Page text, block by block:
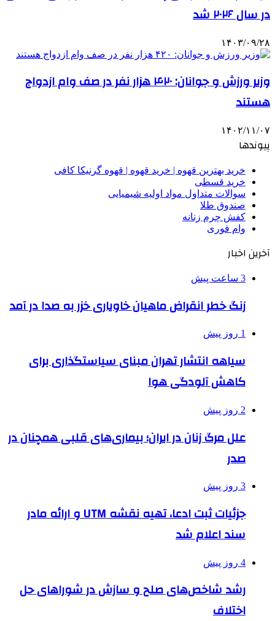
در سال ۲۰۲۶ شد
۱۴۰۳/۰۹/۲۸
وزیر ورزش و جوانان: ۴۲۰ هزار نفر در صف وام ازدواج
هستند
۱۴۰۲/۱۱/۰۷
پیوندها
خرید بهترین قهوه | خرید قهوه | قهوه گرنیکا کافی
خرید قسطی
سوالات متداول مواد اولیه شیمیایی
صندوق طلا
کفش چرم زنانه
وام فوری
آخرین اخبار
3 ساعت پیش
زنگ خطر انقراض ماهیان خاویاری خزر به صدا در آمد
1 روز پیش
سیاهه انتشار تهران مبنای سیاستگذاری برای
کاهش آلودگی هوا
2 روز پیش
علل مرگ زنان در ایران؛ بیماری‌های قلبی همچنان در
صدر
3 روز پیش
جزئیات ثبت ادعا، تهیه نقشه UTM و ارائه مادر
سند اعلام شد
4 روز پیش
رشد شاخص‌های صلح و سازش در شوراهای حل
اختلاف